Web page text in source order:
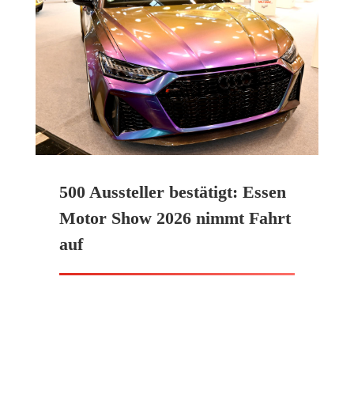
500 Aussteller bestätigt: Essen
Motor Show 2026 nimmt Fahrt
auf